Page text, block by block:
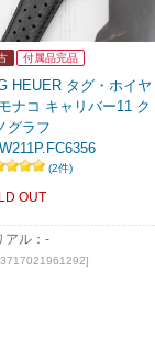
付属品完品
HEUER タグ・ホイヤ
ナコ キャリバー11 ク
グラフ
(2件)
OUT
アル：-